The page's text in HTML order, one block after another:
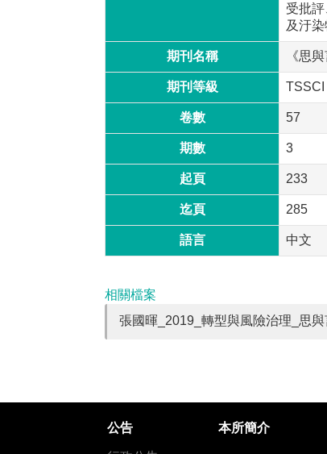
受批
及汙
期刊名稱 《思
期刊等級 TSSCI
卷數 57
期數 3
起頁 233
迄頁 285
語言 中文
相關檔案
張國暉_2019_轉型與風險治理_思與
公告 本所簡介